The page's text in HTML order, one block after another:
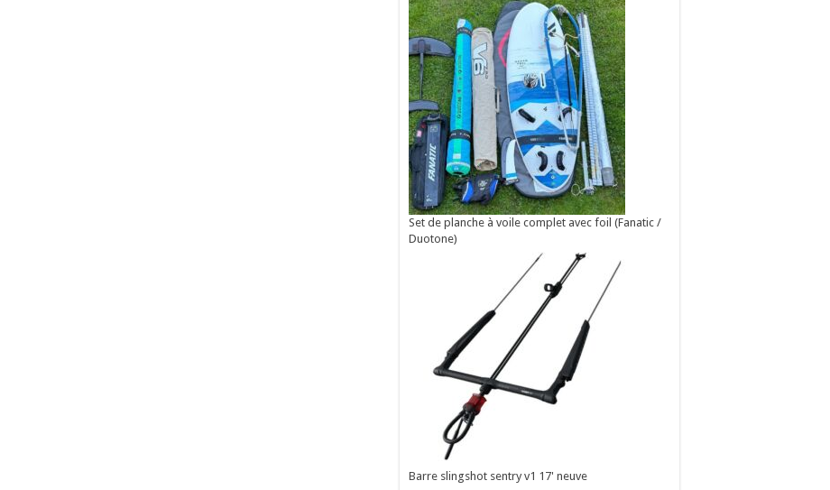
Set de planche à voile complet avec foil (Fanatic /
Duotone)
Barre slingshot sentry v1 17' neuve